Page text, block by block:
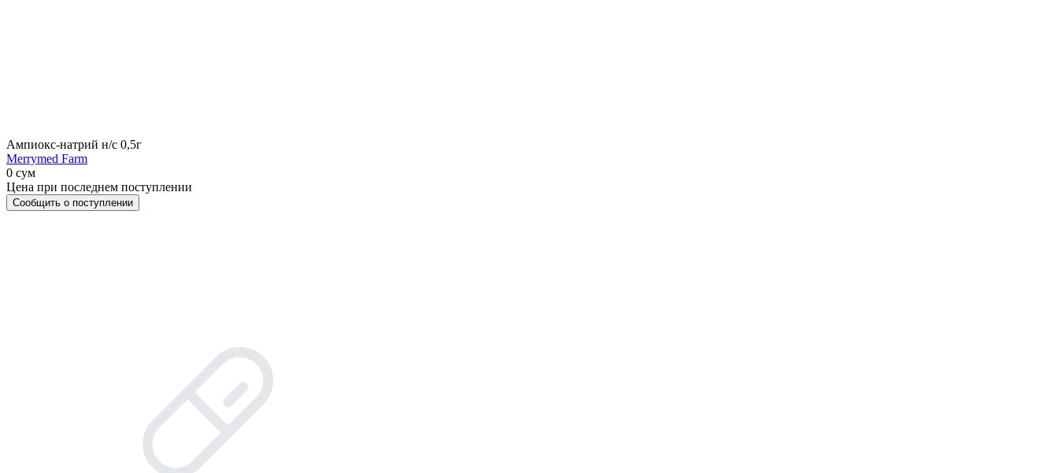
Ампиокс-натрий н/с 0,5г
Merrymed Farm
0 сум
Цена при последнем поступлении
Сообщить о поступлении